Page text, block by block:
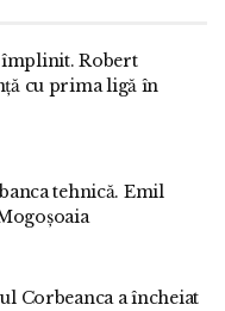
împlinit. Robert
cu prima ligă în
tehnică. Emil
Corbeanca a încheiat